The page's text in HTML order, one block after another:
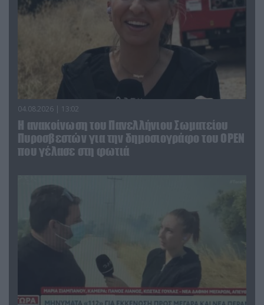
04.08.2026 | 13:02
Η ανακοίνωση του Πανελλήνιου Σωματείου
Πυροσβεστών για την δημοσιογράφο του OPEN
που γέλασε στη φωτιά